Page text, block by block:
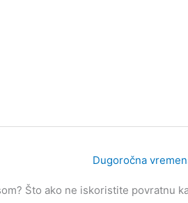
Dugoročna
Što ako ne iskoristite povratnu